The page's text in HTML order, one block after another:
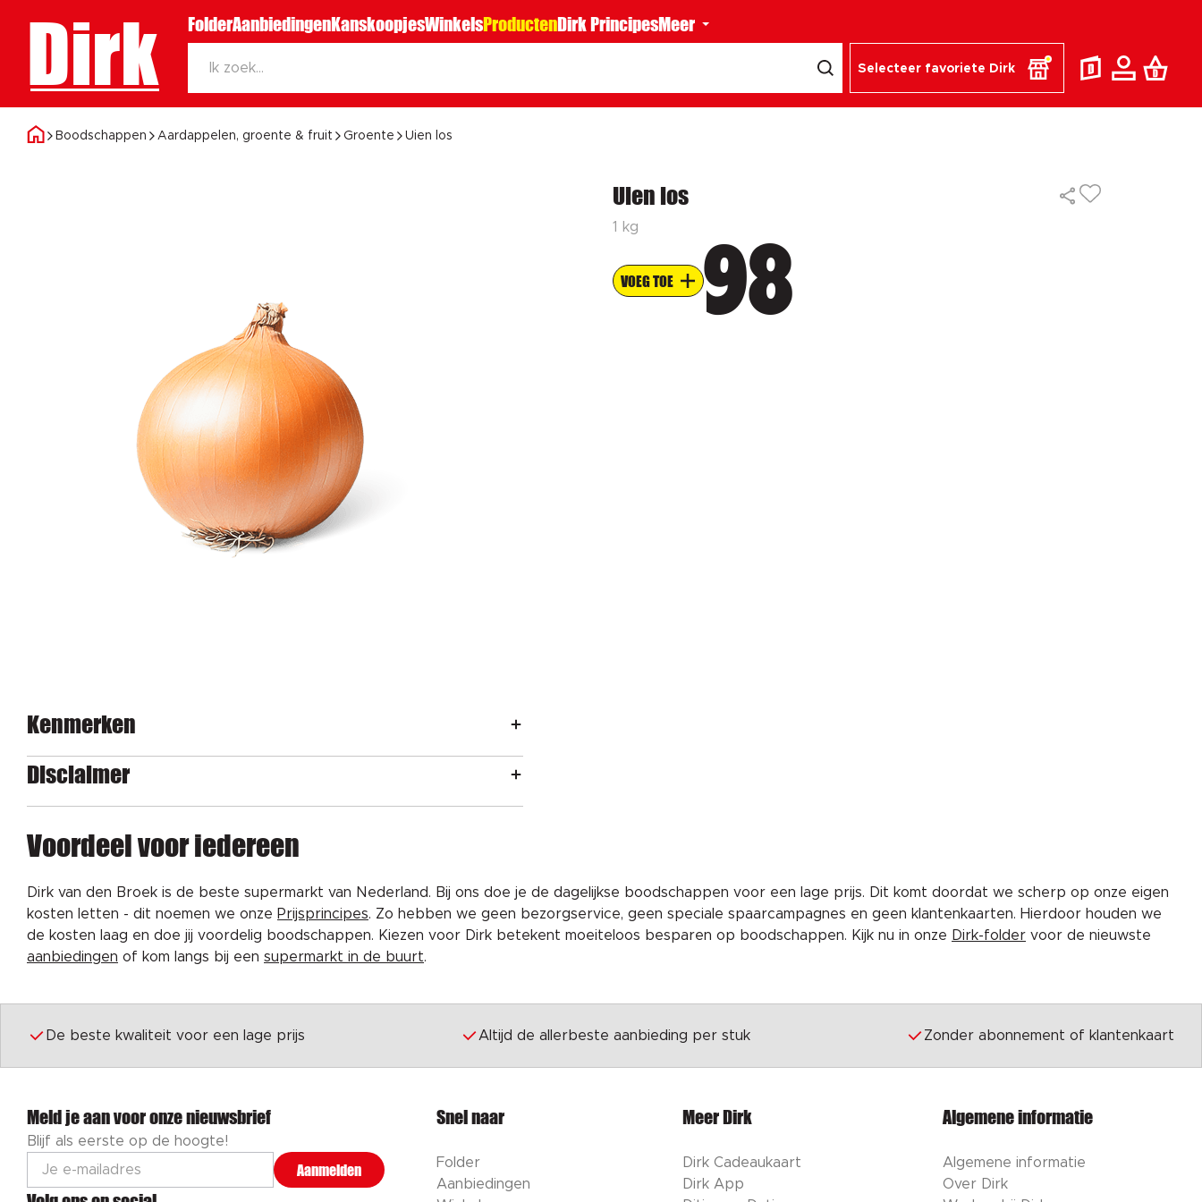
Dirk FolderAanbiedingenKanskoopjesWinkelsProductenDirk PrincipesMeer
Selecteer favoriete Dirk
Boodschappen Aardappelen, groente & fruit Groente Uien los
Uien los
1 kg
VOEG TOE 98
Kenmerken
Disclaimer
Voordeel voor iedereen
Dirk van den Broek is de beste supermarkt van Nederland. Bij ons doe je de dagelijkse boodschappen voor een lage prijs. Dit komt doordat we scherp op onze eigen
kosten letten - dit noemen we onze Prijsprincipes. Zo hebben we geen bezorgservice, geen speciale spaarcampagnes en geen klantenkaarten. Hierdoor houden we
de kosten laag en doe jij voordelig boodschappen. Kiezen voor Dirk betekent moeiteloos besparen op boodschappen. Kijk nu in onze Dirk-folder voor de nieuwste
aanbiedingen of kom langs bij een supermarkt in de buurt.
De beste kwaliteit voor een lage prijs Altijd de allerbeste aanbieding per stuk Zonder abonnement of klantenkaart
Meld je aan voor onze nieuwsbrief
Blijf als eerste op de hoogte!
Aanmelden
Snel naar
Folder
Aanbiedingen
Meer Dirk
Dirk Cadeaukaart
Dirk App
Algemene informatie
Algemene informatie
Over Dirk